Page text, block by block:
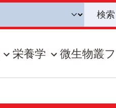
栄養学 微生物叢